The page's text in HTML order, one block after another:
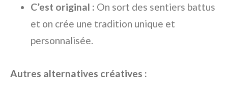
C’est original : On sort des sentiers battus
et on crée une tradition unique et
personnalisée.
Autres alternatives créatives :